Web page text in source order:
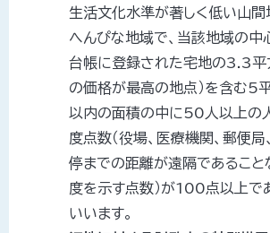
生活文化水準が著しく低い山間
へんぴな地域で、当該地域の中
台帳に登録された宅地の3.3平
の価格が最高の地点）を含む5
以内の面積の中に50人以上の
度点数（役場、医療機関、郵便局
停までの距離が遠隔であること
度を示す点数）が100点以上で
いいます。